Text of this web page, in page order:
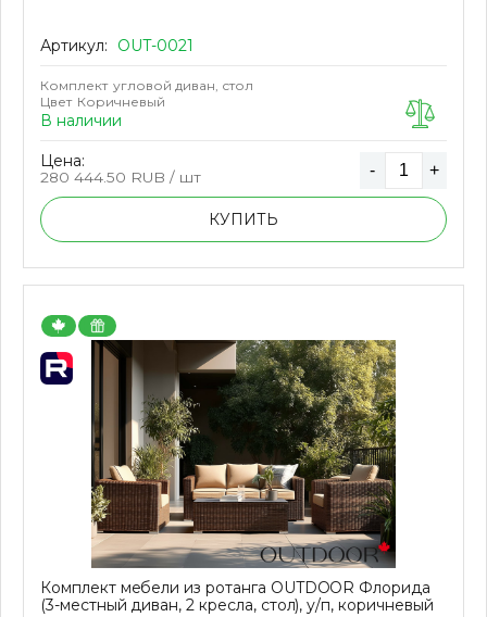
Артикул: OUT-0021
Комплект угловой диван, стол
Цвет Коричневый
В наличии
Цена:
280 444.50 RUB / шт - +
КУПИТЬ
Комплект мебели из ротанга OUTDOOR Флорида
(3-местный диван, 2 кресла, стол), у/п, коричневый